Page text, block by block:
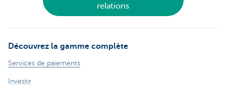
relations
Découvrez la gamme complète
Services de paiements
Investir